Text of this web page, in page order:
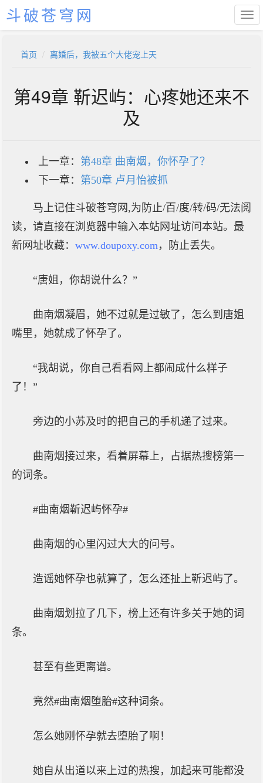
斗破苍穹网
首页 离婚后，我被五个大佬宠上天
第49章 靳迟屿：心疼她还来不
及
上一章： 第48章 曲南烟，你怀孕了？
下一章： 第50章 卢月怡被抓
马上记住斗破苍穹网,为防止/百/度/转/码/无法阅
读，请直接在浏览器中输入本站网址访问本站。最
新网址收藏： www.doupoxy.com，防止丢失。
“唐姐，你胡说什么？”
曲南烟凝眉，她不过就是过敏了，怎么到唐姐
嘴里，她就成了怀孕了。
“我胡说，你自己看看网上都闹成什么样子
了！”
旁边的小苏及时的把自己的手机递了过来。
曲南烟接过来，看着屏幕上，占据热搜榜第一
的词条。
#曲南烟靳迟屿怀孕#
曲南烟的心里闪过大大的问号。
造谣她怀孕也就算了，怎么还扯上靳迟屿了。
曲南烟划拉了几下，榜上还有许多关于她的词
条。
甚至有些更离谱。
竟然#曲南烟堕胎#这种词条。
怎么她刚怀孕就去堕胎了啊！
她自从出道以来上过的热搜，加起来可能都没